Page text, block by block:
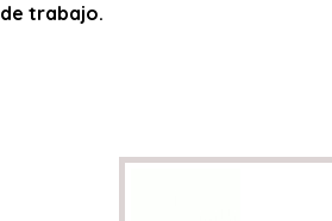
de trabajo.